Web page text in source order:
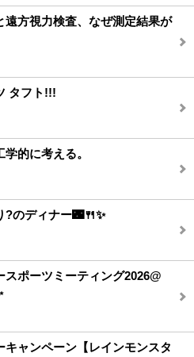
遠方視力検査、なぜ測定結果が
タフト!!!
学的に考える。
?のディナー🌃🍴✨
スポーツミーティング2026@
キャンペーン【レインモンスタ